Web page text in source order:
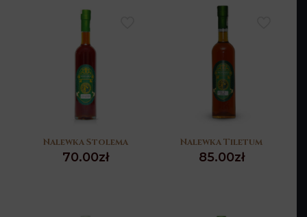
Nalewka Stolema
70.00zł
Nalewka Tiletum
85.00zł